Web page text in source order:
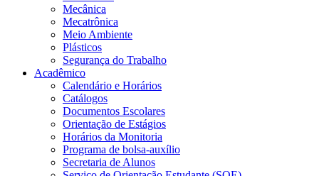
Mecânica
Mecatrônica
Meio Ambiente
Plásticos
Segurança do Trabalho
Acadêmico
Calendário e Horários
Catálogos
Documentos Escolares
Orientação de Estágios
Horários da Monitoria
Programa de bolsa-auxílio
Secretaria de Alunos